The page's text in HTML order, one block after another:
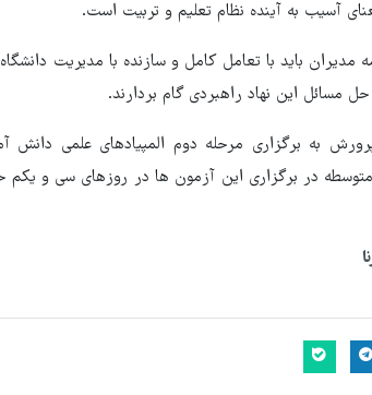
آسیب به آینده نظام تعلیم و تربیت است.
مدیران باید با تعامل کامل و سازنده با مدیریت
مسائل این نهاد راهبردی گام بردارند.
به برگزاری مرحله دوم المپیادهای علمی
در برگزاری این آزمون ها در روزهای سی و یکم